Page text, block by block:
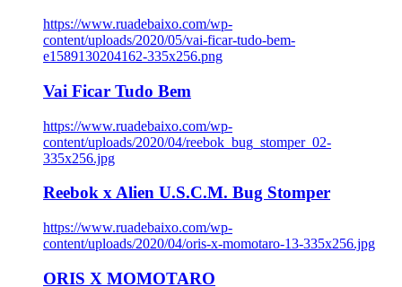
https://www.ruadebaixo.com/wp-
content/uploads/2020/05/vai-ficar-tudo-bem-
e1589130204162-335x256.png
Vai Ficar Tudo Bem
https://www.ruadebaixo.com/wp-
content/uploads/2020/04/reebok_bug_stomper_02-
335x256.jpg
Reebok x Alien U.S.C.M. Bug Stomper
https://www.ruadebaixo.com/wp-
content/uploads/2020/04/oris-x-momotaro-13-335x256.jpg
ORIS X MOMOTARO